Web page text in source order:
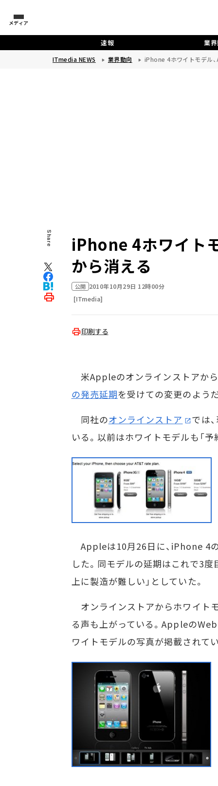
メディア
速報 業
ITmedia NEWS 業界動向 iPhone 4ホワイトモデル
Share
iPhone 4ホワイト
から消える
公開 2010年10月29日 12時00分
[ITmedia]
印刷する
米Appleのオンラインストアから
の発売延期を受けての変更のようだ
同社のオンラインストア
では
いる。以前はホワイトモデルも「
Appleは10月26日に、iPhone 4
した。同モデルの延期はこれで3度
上に製造が難しい」としていた。
オンラインストアからホワイト
る声も上がっている。Appleの
ワイトモデルの写真が掲載されてい